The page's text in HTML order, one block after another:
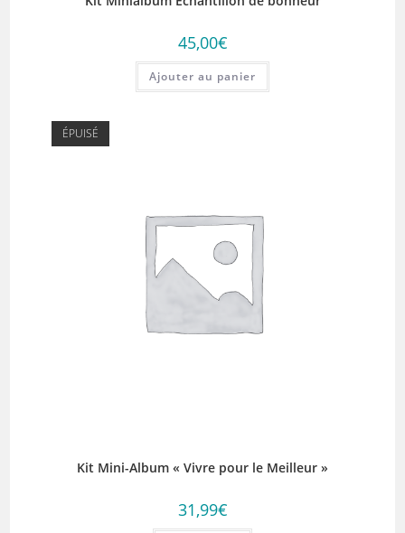
45,00€
Ajouter au panier
ÉPUISÉ
Kit Mini-Album « Vivre pour le Meilleur »
31,99€